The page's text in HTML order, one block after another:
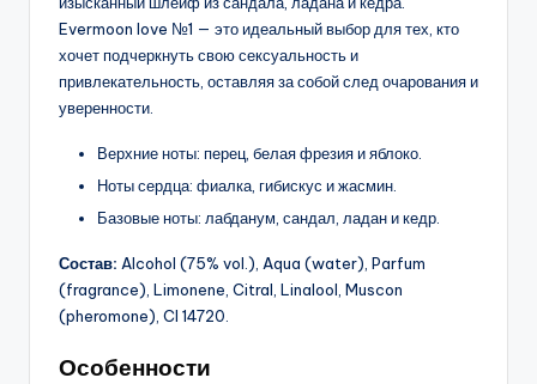
Evermoon love №1 — это идеальный выбор для тех, кто
хочет подчеркнуть свою сексуальность и
привлекательность, оставляя за собой след очарования и
уверенности.
Верхние ноты: перец, белая фрезия и яблоко.
Ноты сердца: фиалка, гибискус и жасмин.
Базовые ноты: лабданум, сандал, ладан и кедр.
Состав: Alcohol (75% vol.), Aqua (water), Parfum
(fragrance), Limonene, Citral, Linalool, Muscon
(pheromone), CI 14720.
Особенности